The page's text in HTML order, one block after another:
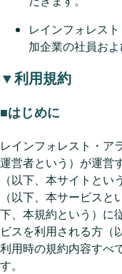
レインフォレス
加企業の社員およ
▼利用規約
■はじめに
レインフォレスト・ア
運営者という）が運営
（以下、本サイトと
（以下、本サービス
下、本規約という）に
ビスを利用される方（
利用時の規約内容すべ
す。